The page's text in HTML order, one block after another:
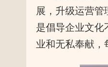
展，升级运营
是倡导企业文化
业和无私奉献，